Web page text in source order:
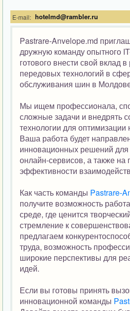
E-mail: hotelmd@rambler.ru
Pastrare-Anvelope.md
дружную команду опытного
готового внести свой вклад
передовых технологий в
обслуживания шин в
Мы ищем профессионала,
сложные задачи и внедрять
технологии для
Ваша работа будет
инновационных решений
онлайн-сервисов, а также
эффективности
Как часть команды Pastrare-
получите возможность
среде, где ценится
стремление к
предлагаем
труда, возможность
широкие перспективы для
идей.
Если вы готовы принять
инновационной команды